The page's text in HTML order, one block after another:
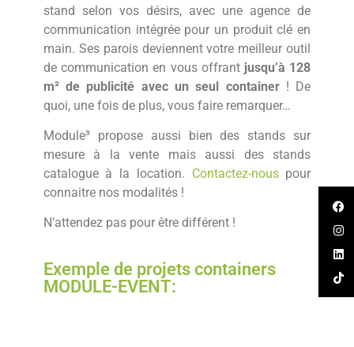
stand selon vos désirs, avec une agence de
communication intégrée pour un produit clé en
main. Ses parois deviennent votre meilleur outil
de communication en vous offrant jusqu’à 128
m² de publicité avec un seul container! De
quoi, une fois de plus, vous faire remarquer…
Module³ propose aussi bien des stands sur
mesure à la vente mais aussi des stands
catalogue à la location. Contactez-nouspour
connaitre nos modalités !
N’attendez pas pour être différent !
Exemple de projets containers
MODULE-EVENT: